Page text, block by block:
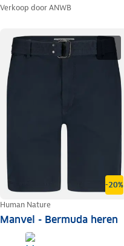
Verkoop doorANWB
-20%
Human Nature
Manvel - Bermuda heren